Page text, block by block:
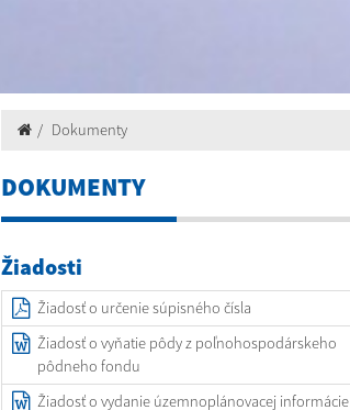
Dokumenty
DOKUMENTY
Žiadosti
Žiadosť o určenie súpisného čísla
Žiadosť o vyňatie pôdy z poľnohospodárskeho
pôdneho fondu
Žiadosť o vydanie územnoplánovacej informácie